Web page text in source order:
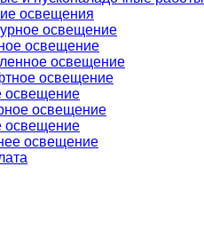
освещения
освещение
освещение
освещение
освещение
освещение
освещение
освещение
освещение